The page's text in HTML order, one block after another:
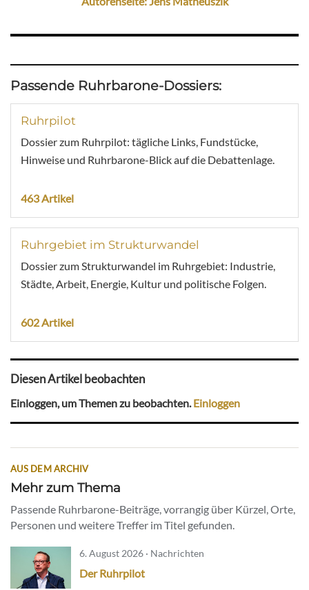
Passende Ruhrbarone-Dossiers:
Ruhrpilot
Dossier zum Ruhrpilot: tägliche Links, Fundstücke,
Hinweise und Ruhrbarone-Blick auf die Debattenlage.
463 Artikel
Ruhrgebiet im Strukturwandel
Dossier zum Strukturwandel im Ruhrgebiet: Industrie,
Städte, Arbeit, Energie, Kultur und politische Folgen.
602 Artikel
Diesen Artikel beobachten
Einloggen, um Themen zu beobachten.Einloggen
AUS DEM ARCHIV
Mehr zum Thema
Passende Ruhrbarone-Beiträge, vorrangig über Kürzel, Orte,
Personen und weitere Treffer im Titel gefunden.
6. August 2026 · Nachrichten
Der Ruhrpilot